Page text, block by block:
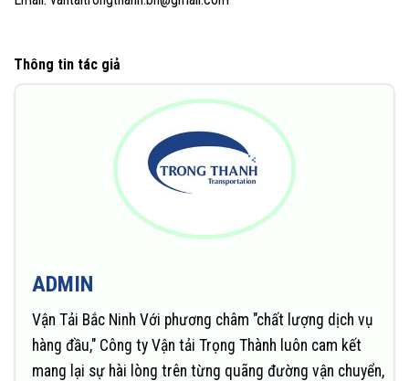
Thông tin tác giả
ADMIN
Vận Tải Bắc Ninh Với phương châm "chất lượng dịch vụ
hàng đầu," Công ty Vận tải Trọng Thành luôn cam kết
mang lại sự hài lòng trên từng quãng đường vận chuyển,